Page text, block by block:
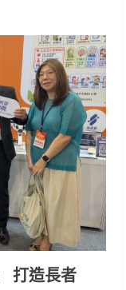
打造長者